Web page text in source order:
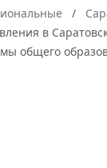
в
общего